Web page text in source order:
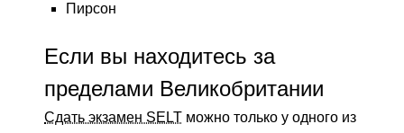
Пирсон
Если вы находитесь за
пределами Великобритании
Сдать экзамен SELT можно только у одного из